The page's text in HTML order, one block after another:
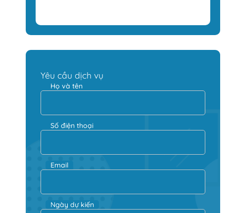
Yêu cầu dịch vụ
Họ và tên
Số điện thoại
Email
Ngày dự kiến